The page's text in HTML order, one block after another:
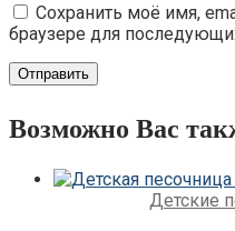
Сохранить моё имя,
браузере для
Возможно Вас
Детские